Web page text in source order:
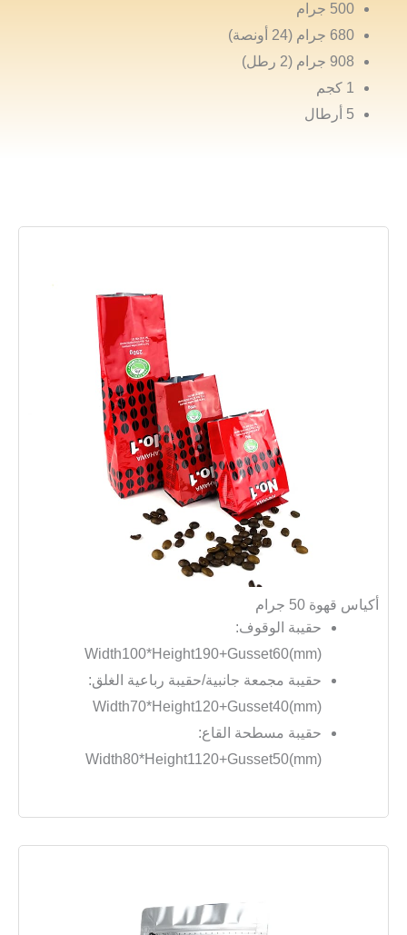
500 جرام
680 جرام (24 أونصة)
908 جرام (2 رطل)
1 كجم
5 أرطال
أكياس قهوة 50 جرام
حقيبة الوقوف:
Width100*Height190+Gusset60(mm)
حقيبة مجمعة جانبية/حقيبة رباعية الغلق:
Width70*Height120+Gusset40(mm)
حقيبة مسطحة القاع:
Width80*Height1120+Gusset50(mm)